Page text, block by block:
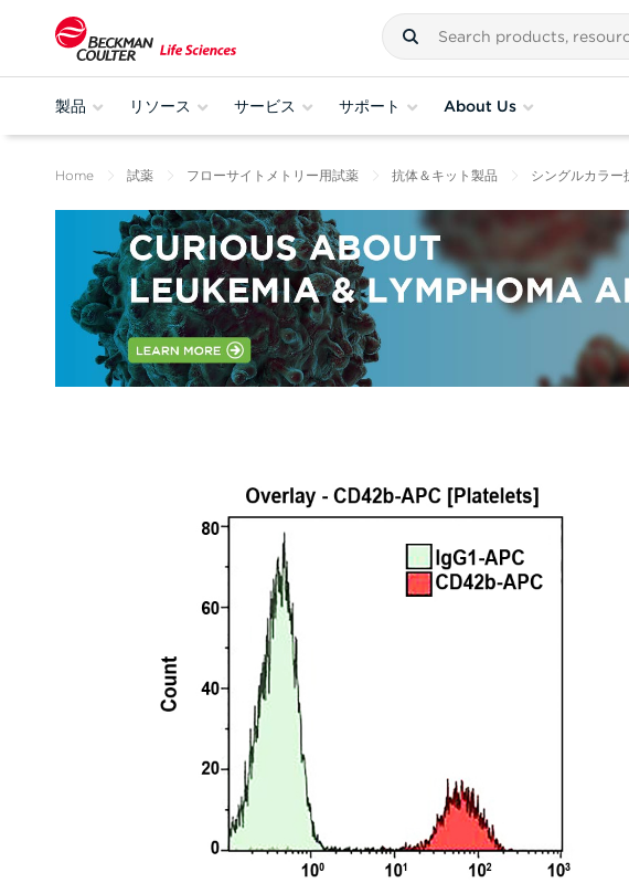
製品 リソース サービス サポート About Us
Home 試薬 フローサイトメトリー用試薬 抗体＆キット製品 シングルカラー